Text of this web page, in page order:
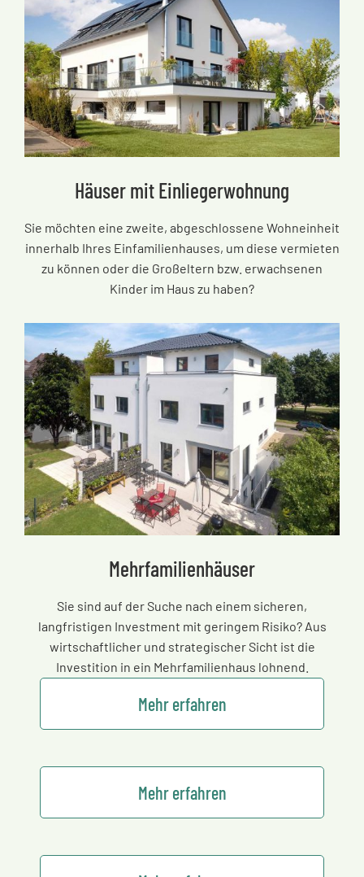
Häuser mit Einliegerwohnung
Sie möchten eine zweite, abgeschlossene Wohneinheit
innerhalb Ihres Einfamilienhauses, um diese vermieten
zu können oder die Großeltern bzw. erwachsenen
Kinder im Haus zu haben?
Mehrfamilienhäuser
Sie sind auf der Suche nach einem sicheren,
langfristigen Investment mit geringem Risiko? Aus
wirtschaftlicher und strategischer Sicht ist die
Investition in ein Mehrfamilienhaus lohnend.
Mehr erfahren
Mehr erfahren